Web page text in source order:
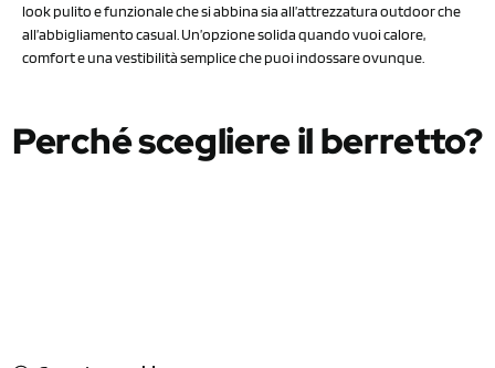
look pulito e funzionale che si abbina sia all’attrezzatura outdoor che
all’abbigliamento casual. Un’opzione solida quando vuoi calore,
comfort e una vestibilità semplice che puoi indossare ovunque.
Perché scegliere il berretto?